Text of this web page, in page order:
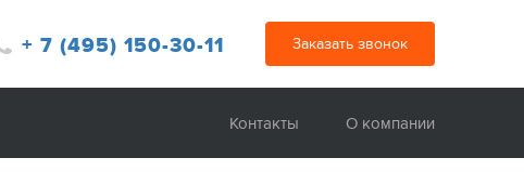
+ 7 (495) 150-30-11 Заказать звонок
О компании
Контакты